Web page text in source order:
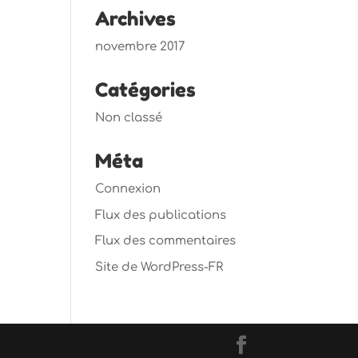
Archives
novembre 2017
Catégories
Non classé
Méta
Connexion
Flux des publications
Flux des commentaires
Site de WordPress-FR